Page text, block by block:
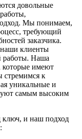
довольные
Мы понимаем,
требующий
заказчика.
клиенты
работы. Наша
которые имеют
стремимся к
уникальные и
самым высоким
ключ, и наш подход